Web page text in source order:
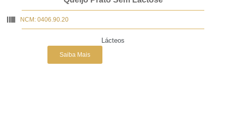
NCM: 0406.90.20
Lácteos
Saiba Mais